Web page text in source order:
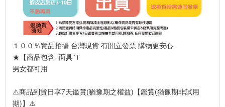
１００％實品拍攝 台灣現貨 有開立發票 購物更安心
★【商品包含–面具*1
男女都可用
⚠️商品到貨日享7天鑑賞(猶豫期之權益)【鑑賞(猶豫期非試用
期)】⚠️